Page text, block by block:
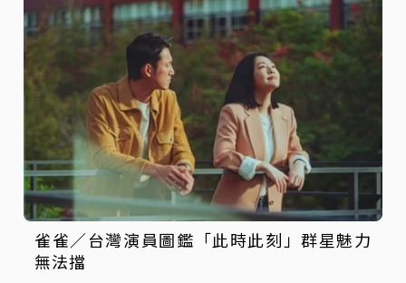
雀雀／台灣演員圖鑑「此時此刻」群星魅力
無法擋